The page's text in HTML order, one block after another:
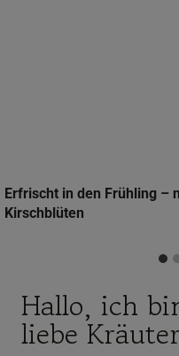
Erfrischt in den Frühling –
Kirschblüten
Hallo, ich
liebe Kräuter